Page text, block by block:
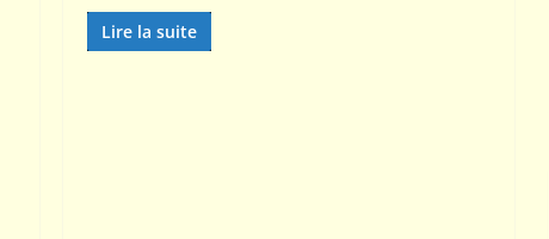
Lire la suite